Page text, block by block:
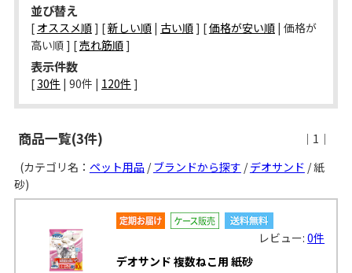
並び替え
[ オススメ順] [新しい順| 古い順] [価格が安い順| 価格が
高い順 ] [売れ筋順]
表示件数
[ 30件 | 90件 | 120件 ]
商品一覧(3件)
｜1｜
(カテゴリ名： ペット用品 /ブランドから探す /デオサンド / 紙
砂)
レビュー:0件
デオサンド 複数ねこ用 紙砂